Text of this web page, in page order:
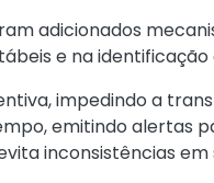
adicionados
e na identificação
impedindo a
emitindo alertas
inconsistências em